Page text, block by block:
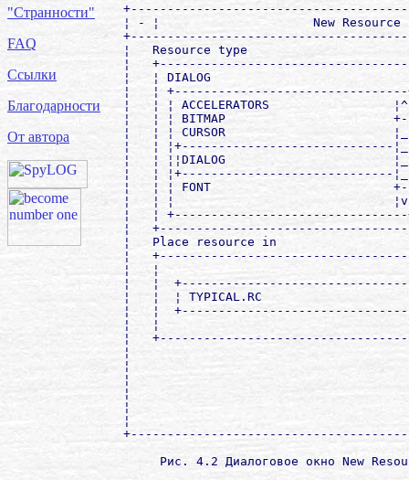
"Странности"
FAQ
Ссылки
Благодарности
От автора
¦ - ¦                     New
¦   Resource type
¦
¦   ¦ DIALOG
¦   ¦ +--------------------------------
¦   ¦ ¦ ACCELERATORS
¦   ¦ ¦ BITMAP                       +-¦
¦   ¦ ¦ CURSOR
¦   ¦ ¦+-----------------------------
¦   ¦ ¦¦DIALOG
¦   ¦ ¦+-----------------------------
¦   ¦ ¦ FONT
¦   ¦ ¦                              ¦v¦
¦   ¦ +--------------------------------
¦
¦   Place resource in
¦
¦   ¦
¦   ¦
¦   ¦  ¦ TYPICAL.RC
¦   ¦
¦   ¦
¦
¦
¦
¦
¦
¦
¦
Рис. 4.2 Диалоговое окно New